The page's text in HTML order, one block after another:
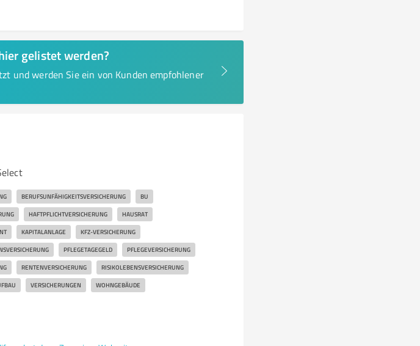
gelistet werden?
und werden Sie ein von Kunden empfohlener
BERUFSUNFÄHIGKEITSVERSICHERUNG BU
HAFTPFLICHTVERSICHERUNG HAUSRAT
KAPITALANLAGE KFZ-VERSICHERUNG
PFLEGETAGEGELD PFLEGEVERSICHERUNG
RENTENVERSICHERUNG RISIKOLEBENSVERSICHERUNG
VERSICHERUNGEN WOHNGEBÄUDE